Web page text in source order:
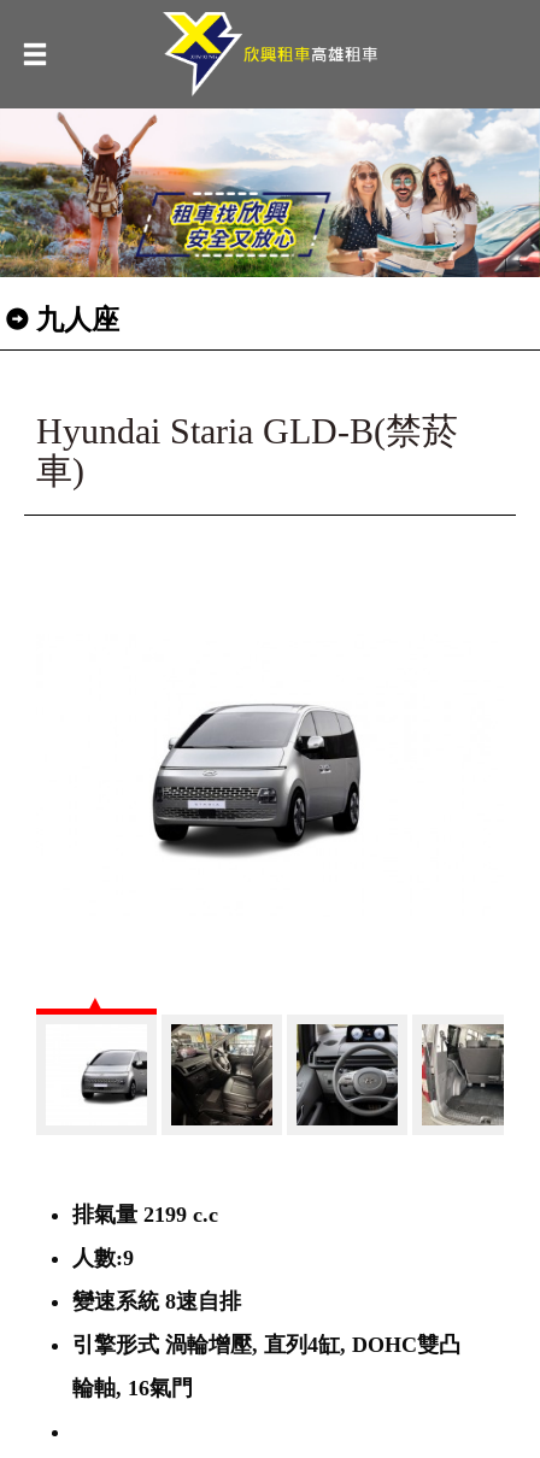
九人座
Hyundai Staria GLD-B(禁菸
車)
排氣量 2199 c.c
人數:9
變速系統 8速自排
引擎形式 渦輪增壓, 直列4缸, DOHC雙凸
輪軸, 16氣門